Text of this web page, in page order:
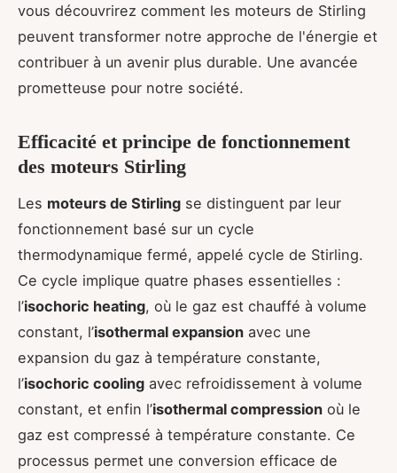
vous découvrirez comment les moteurs de Stirling
peuvent transformer notre approche de l'énergie et
contribuer à un avenir plus durable. Une avancée
prometteuse pour notre société.
Efficacité et principe de fonctionnement
des moteurs Stirling
Les moteurs de Stirling se distinguent par leur
fonctionnement basé sur un cycle
thermodynamique fermé, appelé cycle de Stirling.
Ce cycle implique quatre phases essentielles :
l’isochoric heating, où le gaz est chauffé à volume
constant, l’isothermal expansion avec une
expansion du gaz à température constante,
l’isochoric cooling avec refroidissement à volume
constant, et enfin l’isothermal compression où le
gaz est compressé à température constante. Ce
processus permet une conversion efficace de